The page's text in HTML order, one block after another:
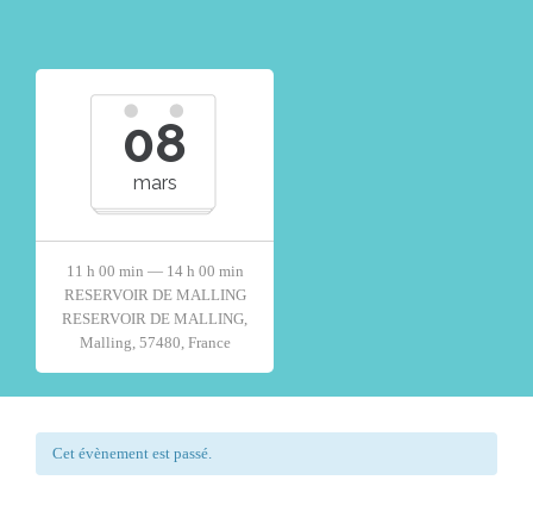
08
mars
11 h 00 min — 14 h 00 min
RESERVOIR DE MALLING
RESERVOIR DE MALLING,
Malling, 57480, France
Cet évènement est passé.